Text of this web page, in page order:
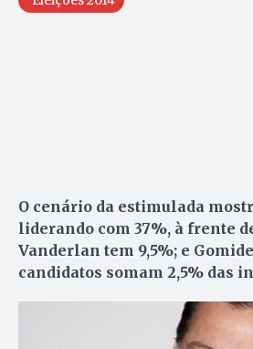
O cenário da estimulada
liderando com 37%, à frente
Vanderlan tem 9,5%; e
candidatos somam 2,5% das